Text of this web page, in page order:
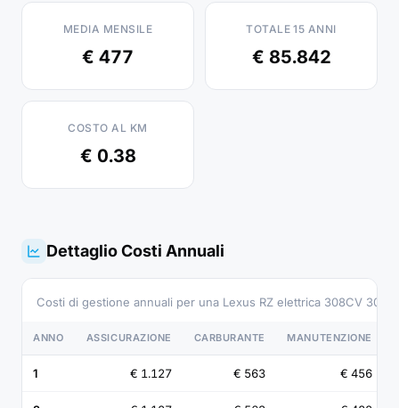
MEDIA MENSILE
€ 477
TOTALE 15 ANNI
€ 85.842
COSTO AL KM
€ 0.38
Dettaglio Costi Annuali
Costi di gestione annuali per una Lexus RZ elettrica 308CV 308
ANNO ASSICURAZIONE CARBURANTE MANUTENZIONE
1 € 1.127 € 563 € 456